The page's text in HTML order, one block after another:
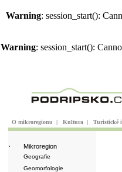
Warning: session_start():
Warning: session_start():
O mikroregionu | Kultura | Turistické
· Mikroregion
Geografie
Geomorfologie